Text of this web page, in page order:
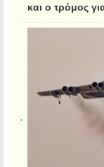
και ο τρόμος